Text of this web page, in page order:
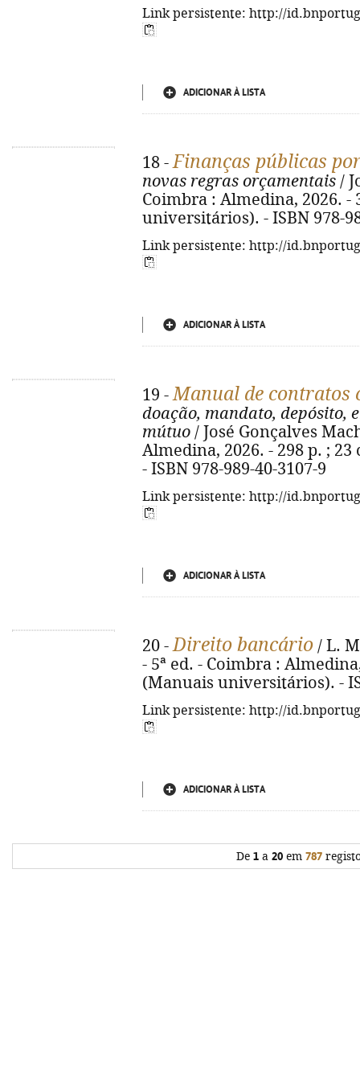
Link persistente: http://
ADICIONAR À LISTA
18 -Finanças públicas
novas regras orçamentais /
Coimbra : Almedina, 2026. -
universitários). - ISBN 978-
Link persistente: http://
ADICIONAR À LISTA
19 -Manual de contratos
doação, mandato, depósito,
mútuo / José Gonçalves
Almedina, 2026. - 298 p. ;
- ISBN 978-989-40-3107-9
Link persistente: http://
ADICIONAR À LISTA
20 -Direito bancário / L.
- 5ª ed. - Coimbra :
(Manuais universitários). -
Link persistente: http://
ADICIONAR À LISTA
De 1 a 20 em 787